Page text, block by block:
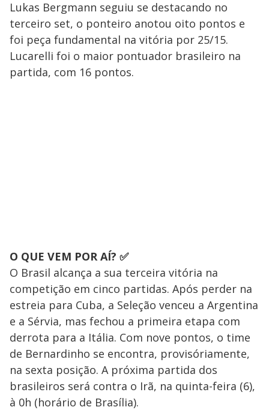
Lukas Bergmann seguiu se destacando no
terceiro set, o ponteiro anotou oito pontos e
foi peça fundamental na vitória por 25/15.
Lucarelli foi o maior pontuador brasileiro na
partida, com 16 pontos.
O QUE VEM POR AÍ? ✅
O Brasil alcança a sua terceira vitória na
competição em cinco partidas. Após perder na
estreia para Cuba, a Seleção venceu a Argentina
e a Sérvia, mas fechou a primeira etapa com
derrota para a Itália. Com nove pontos, o time
de Bernardinho se encontra, provisóriamente,
na sexta posição. A próxima partida dos
brasileiros será contra o Irã, na quinta-feira (6),
à 0h (horário de Brasília).